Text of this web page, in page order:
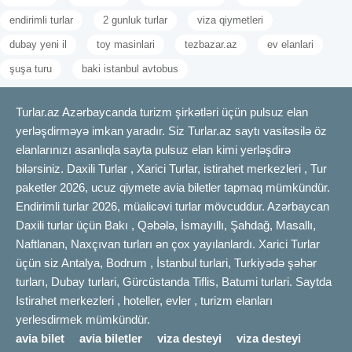
endirimli turlar 2 gunluk turlar viza qiymetleri
dubay yeni il toy masinlari tezbazar.az ev elanlari
şuşa turu baki istanbul avtobus
Turlar.az Azərbaycanda turizm şirkətləri üçün pulsuz elan
yerləşdirməyə imkan yaradır. Siz Turlar.az saytı vasitəsilə öz
elanlarınızı asanlıqla sayta pulsuz elan kimi yerləşdirə
bilərsiniz. Daxili Turlar , Xarici Turlar, istirahet merkezleri , Tur
paketler 2026, ucuz qiymete avia biletler tapmaq mümkündür.
Endirimli turlar 2026, müalicəvi turlar mövcuddur. Azərbaycan
Daxili turlar üçün Bakı , Qəbələ, İsmayıllı, Şahdağ, Masallı,
Naftlanan, Naxçıvan turları ən çox yayılanlardı. Xarici Turlar
üçün siz Antalya, Bodrum , İstanbul turlari, Turkiyədə şəhər
turları, Dubay turlari, Gürcüstanda Tiflis, Batumi turlari. Saytda
Istirahet merkezleri , hoteller, evler , turizm elanları
yerlesdirmek mümkündür.
avia bilet
avia biletler viza desteyi
viza desteyi